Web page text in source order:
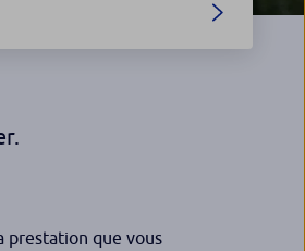
prestation que vous